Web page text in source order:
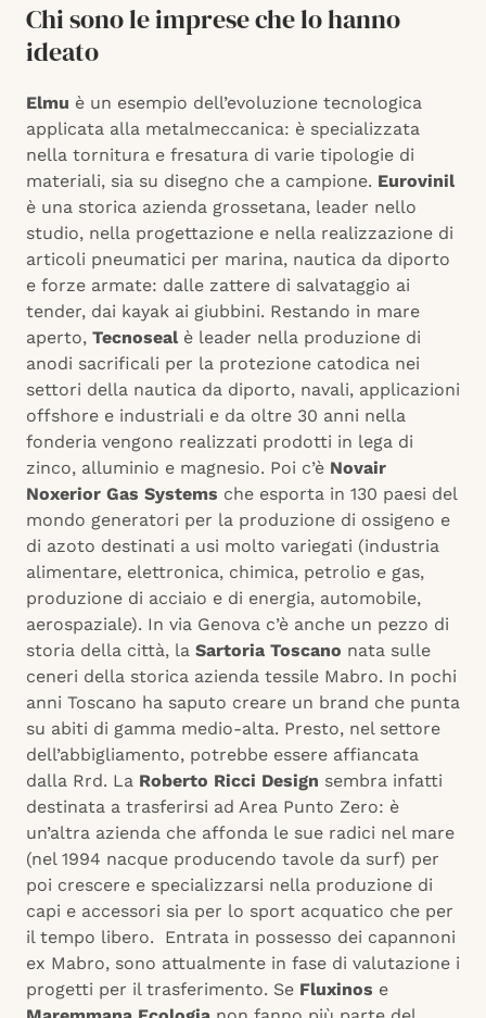
Chi sono le imprese che lo hanno
ideato
Elmu è un esempio dell’evoluzione tecnologica
applicata alla metalmeccanica: è specializzata
nella tornitura e fresatura di varie tipologie di
materiali, sia su disegno che a campione. Eurovinil
è una storica azienda grossetana, leader nello
studio, nella progettazione e nella realizzazione di
articoli pneumatici per marina, nautica da diporto
e forze armate: dalle zattere di salvataggio ai
tender, dai kayak ai giubbini. Restando in mare
aperto, Tecnosealè leader nella produzione di
anodi sacrificali per la protezione catodica nei
settori della nautica da diporto, navali, applicazioni
offshore e industriali e da oltre 30 anni nella
fonderia vengono realizzati prodotti in lega di
zinco, alluminio e magnesio. Poi c’è Novair
Noxerior Gas Systems che esporta in 130 paesi del
mondo generatori per la produzione di ossigeno e
di azoto destinati a usi molto variegati (industria
alimentare, elettronica, chimica, petrolio e gas,
produzione di acciaio e di energia, automobile,
aerospaziale). In via Genova c’è anche un pezzo di
storia della città, la Sartoria Toscano nata sulle
ceneri della storica azienda tessile Mabro. In pochi
anni Toscano ha saputo creare un brand che punta
su abiti di gamma medio-alta. Presto, nel settore
dell’abbigliamento, potrebbe essere affiancata
dalla Rrd. La Roberto Ricci Design sembra infatti
destinata a trasferirsi ad Area Punto Zero: è
un’altra azienda che affonda le sue radici nel mare
(nel 1994 nacque producendo tavole da surf) per
poi crescere e specializzarsi nella produzione di
capi e accessori sia per lo sport acquatico che per
il tempo libero. Entrata in possesso dei capannoni
ex Mabro, sono attualmente in fase di valutazione i
progetti per il trasferimento. Se Fluxinos e